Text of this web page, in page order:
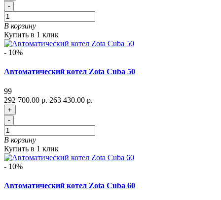
-
В корзину
Купить в 1 клик
- 10%
Автоматический котел Zota Cuba 50
99
292 700.00 р. 263 430.00 р.
+
-
В корзину
Купить в 1 клик
- 10%
Автоматический котел Zota Cuba 60